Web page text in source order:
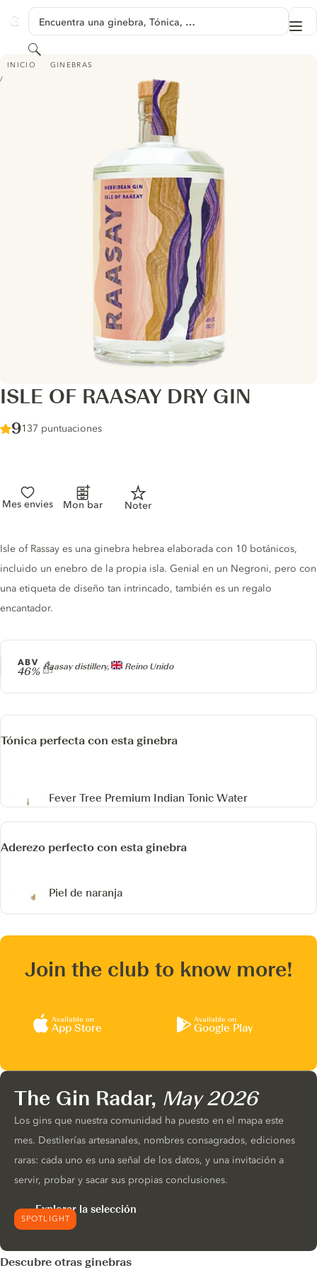
GINVENTORY
Encuentra una ginebra, Tónica, …
Buscar
INICIO GINEBRAS
ISLE OF RAASAY DRY GIN
ISLE OF RAASAY DRY GIN
Score :
9/ 10
137 puntuaciones
Mes envies Mon bar Noter
Producer
Raasay distillery, Reino Unido
ABV
46%
Gin description
Isle of Rassay es una ginebra hebrea elaborada con 10 botánicos,
incluido un enebro de la propia isla. Genial en un Negroni, pero con
una etiqueta de diseño tan intrincado, también es un regalo
encantador.
Tónica perfecta con esta ginebra
Fever Tree Premium Indian Tonic Water
Aderezo perfecto con esta ginebra
Piel de naranja
Join the club to know more!
Available on
App Store
Available on
Google Play
SPOTLIGHT
The Gin Radar, May 2026
Los gins que nuestra comunidad ha puesto en el mapa este
mes. Destilerías artesanales, nombres consagrados, ediciones
raras: cada uno es una señal de los datos, y una invitación a
servir, probar y sacar sus propias conclusiones.
Explorar la selección
Descubre otras ginebras